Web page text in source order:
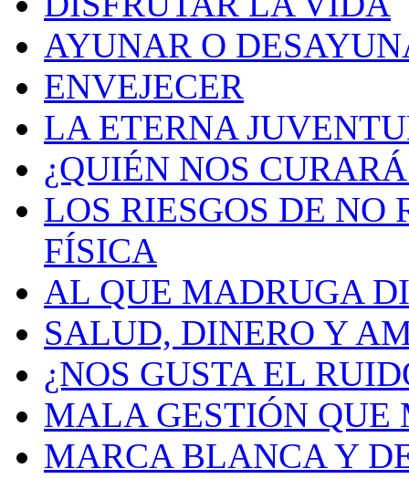
AYUNAR O
ENVEJECER
LA ETERNA
¿QUIÉN NOS
LOS RIESGOS DE
FÍSICA
AL QUE MADRUGA
SALUD, DINERO Y
¿NOS GUSTA EL
MALA GESTIÓN QUE
MARCA BLANCA Y